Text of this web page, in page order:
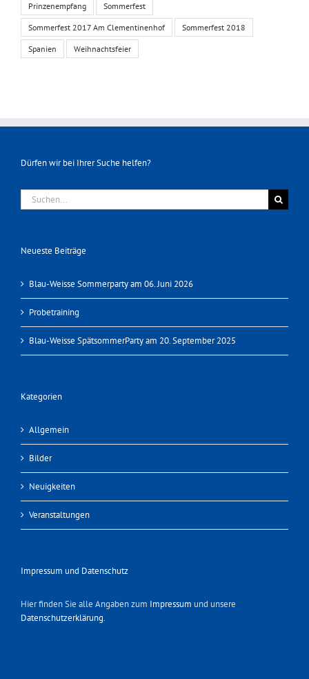
Prinzenempfang Sommerfest
Sommerfest 2017 Am Clementinenhof Sommerfest 2018
Spanien Weihnachtsfeier
Dürfen wir bei Ihrer Suche helfen?
Suche
nach:
Neueste Beiträge
Blau-Weisse Sommerparty am 06. Juni 2026
Probetraining
Blau-Weisse SpätsommerParty am 20. September 2025
Kategorien
Allgemein
Bilder
Neuigkeiten
Veranstaltungen
Impressum und Datenschutz
Hier finden Sie alle Angaben zum Impressum und unsere
Datenschutzerklärung.